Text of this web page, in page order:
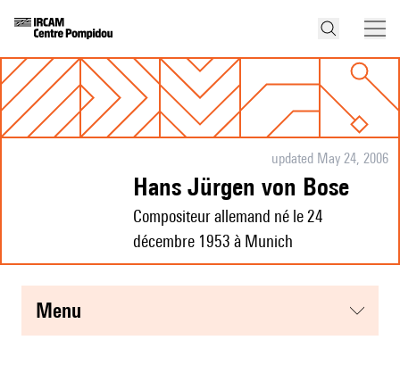
updated May 24, 2006
Hans Jürgen von Bose
Compositeur allemand né le 24
décembre 1953 à Munich
menu